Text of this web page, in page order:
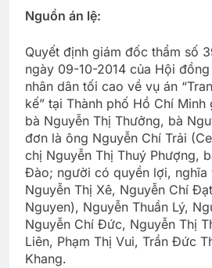
Nguồn án lệ:
Quyết định giám đốc thẩm số
ngày 09-10-2014 của Hội
nhân dân tối cao về vụ án
kế” tại Thành phố Hồ Chí
bà Nguyễn Thị Thưởng, bà
đơn là ông Nguyễn Chí Trải
chị Nguyễn Thị Thuý Phượng,
Đào; người có quyền lợi, nghĩa
Nguyễn Thị Xê, Nguyễn Chí
Nguyen), Nguyễn Thuần Lý,
Nguyễn Chí Đức, Nguyễn Thị
Liên, Phạm Thị Vui, Trần Đức
Khang.